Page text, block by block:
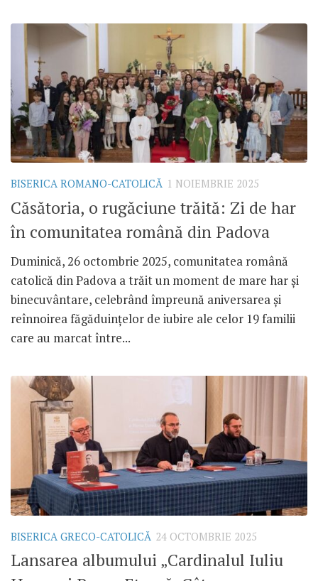
BISERICA ROMANO-CATOLICĂ 1 NOIEMBRIE 2025
Căsătoria, o rugăciune trăită: Zi de har
în comunitatea română din Padova
Duminică, 26 octombrie 2025, comunitatea română
catolică din Padova a trăit un moment de mare har și
binecuvântare, celebrând împreună aniversarea și
reînnoirea făgăduințelor de iubire ale celor 19 familii
care au marcat între...
BISERICA GRECO-CATOLICĂ 24 OCTOMBRIE 2025
Lansarea albumului „Cardinalul Iuliu